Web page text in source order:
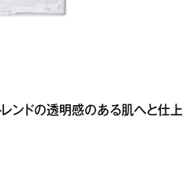
レンドの透明感のある肌へと仕上